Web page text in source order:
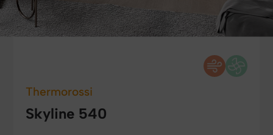
Thermorossi
Skyline 540